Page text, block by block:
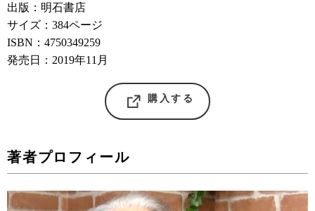
出版：明石書店
サイズ：384ページ
ISBN：4750349259
発売日：2019年11月
購入する
著者プロフィール